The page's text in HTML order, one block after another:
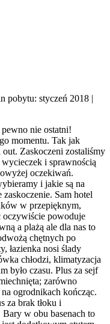
pobytu: styczeń 2018 |
nie ostatni!
momentu. Tak jak
Zaskoczeni zostaliśmy
i sprawnością
oczekiwań.
i jakie są na
Sam hotel
w przepięknym,
oczywiście powoduje
a plażą ale dla nas to
chętnych po
łazienka nosi ślady
chłodzi, klimatyzacja
było czasu. Plus za sejf
zarówno
ogrodnikach kończąc.
za brak tłoku i
w obu basenach to